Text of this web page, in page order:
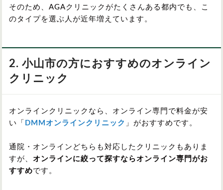
そのため、AGAクリニックがたくさんある都内でも、こ
のタイプを選ぶ人が近年増えています。
2. 小山市の方におすすめのオンライン
クリニック
オンラインクリニックなら、オンライン専門で料金が安
い「 DMMオンラインクリニック 」がおすすめです。
通院・オンラインどちらも対応したクリニックもありま
すが、 オンラインに絞って探すならオンライン専門がお
すすめです。